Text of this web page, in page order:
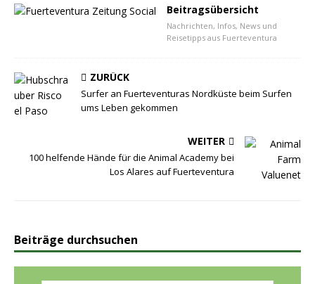
Beitragsübersicht
Nachrichten, Infos, News und
Reisetipps aus Fuerteventura
ZURÜCK
Surfer an Fuerteventuras Nordküste beim Surfen
ums Leben gekommen
WEITER
100 helfende Hände für die Animal Academy bei
Los Alares auf Fuerteventura
Beiträge durchsuchen